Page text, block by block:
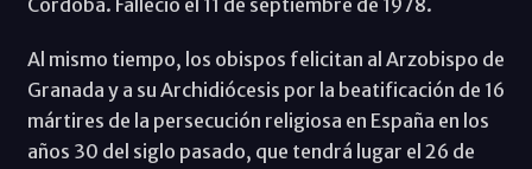
Córdoba. Falleció el 11 de septiembre de 1978.
Al mismo tiempo, los obispos felicitan al Arzobispo de
Granada y a su Archidiócesis por la beatificación de 16
mártires de la persecución religiosa en España en los
años 30 del siglo pasado, que tendrá lugar el 26 de